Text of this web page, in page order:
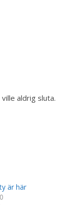
aldrig sluta.
är här